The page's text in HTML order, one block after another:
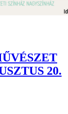
20.